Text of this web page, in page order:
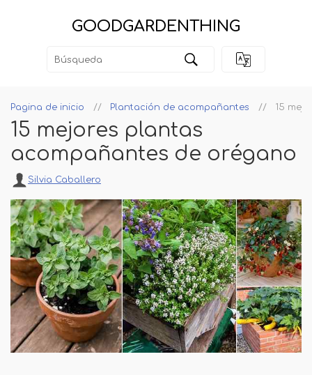
GOODGARDENTHING
Pagina de inicio Plantación de acompañantes 15
15 mejores plantas
acompañantes de orégano
Silvia Caballero